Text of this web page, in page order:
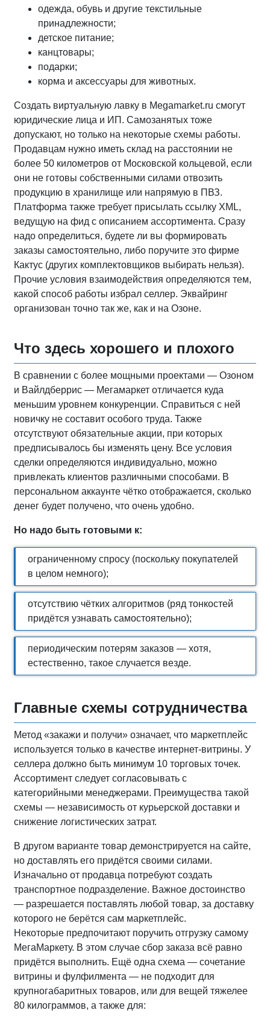
одежда, обувь и другие текстильные
принадлежности;
детское питание;
канцтовары;
подарки;
корма и аксессуары для животных.
Создать виртуальную лавку в Megamarket.ru смогут
юридические лица и ИП. Самозанятых тоже
допускают, но только на некоторые схемы работы.
Продавцам нужно иметь склад на расстоянии не
более 50 километров от Московской кольцевой, если
они не готовы собственными силами отвозить
продукцию в хранилище или напрямую в ПВЗ.
Платформа также требует присылать ссылку XML,
ведущую на фид с описанием ассортимента. Сразу
надо определиться, будете ли вы формировать
заказы самостоятельно, либо поручите это фирме
Кактус (других комплектовщиков выбирать нельзя).
Прочие условия взаимодействия определяются тем,
какой способ работы избрал селлер. Эквайринг
организован точно так же, как и на Озоне.
Что здесь хорошего и плохого
В сравнении с более мощными проектами — Озоном
и Вайлдберрис — Мегамаркет отличается куда
меньшим уровнем конкуренции. Справиться с ней
новичку не составит особого труда. Также
отсутствуют обязательные акции, при которых
предписывалось бы изменять цену. Все условия
сделки определяются индивидуально, можно
привлекать клиентов различными способами. В
персональном аккаунте чётко отображается, сколько
денег будет получено, что очень удобно.
Но надо быть готовыми к:
ограниченному спросу (поскольку покупателей
в целом немного);
отсутствию чётких алгоритмов (ряд тонкостей
придётся узнавать самостоятельно);
периодическим потерям заказов — хотя,
естественно, такое случается везде.
Главные схемы сотрудничества
Метод «закажи и получи» означает, что маркетплейс
используется только в качестве интернет-витрины. У
селлера должно быть минимум 10 торговых точек.
Ассортимент следует согласовывать с
категорийными менеджерами. Преимущества такой
схемы — независимость от курьерской доставки и
снижение логистических затрат.
В другом варианте товар демонстрируется на сайте,
но доставлять его придётся своими силами.
Изначально от продавца потребуют создать
транспортное подразделение. Важное достоинство
— разрешается поставлять любой товар, за доставку
которого не берётся сам маркетплейс.
Некоторые предпочитают поручить отгрузку самому
МегаМаркету. В этом случае сбор заказа всё равно
придётся выполнить. Ещё одна схема — сочетание
витрины и фулфилмента — не подходит для
крупногабаритных товаров, или для вещей тяжелее
80 килограммов, а также для: